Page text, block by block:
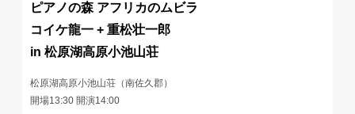
ピアノの森 アフリカのムビラ
コイケ龍一 + 重松壮一郎
in 松原湖高原小池山荘
松原湖高原小池山荘（南佐久郡）
開場13:30 開演14:00